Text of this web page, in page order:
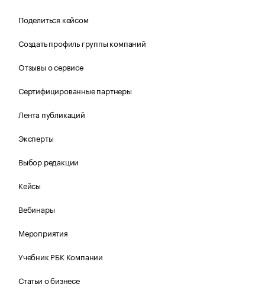
Поделиться кейсом
Создать профиль группы компаний
Отзывы о сервисе
Сертифицированные партнеры
Лента публикаций
Эксперты
Выбор редакции
Кейсы
Вебинары
Мероприятия
Учебник РБК Компании
Статьи о бизнесе